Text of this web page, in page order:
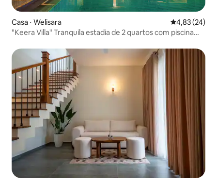
Casa ⋅ Welisara 4,83 de uma
4,83 (24)
"Keera Villa" Tranquila estadia de 2 quartos com piscina